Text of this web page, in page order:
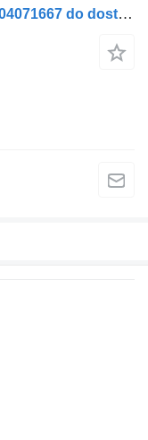
Oblicowanie IVECO Schreib-Brett 504071667 do dostawczego Fiat